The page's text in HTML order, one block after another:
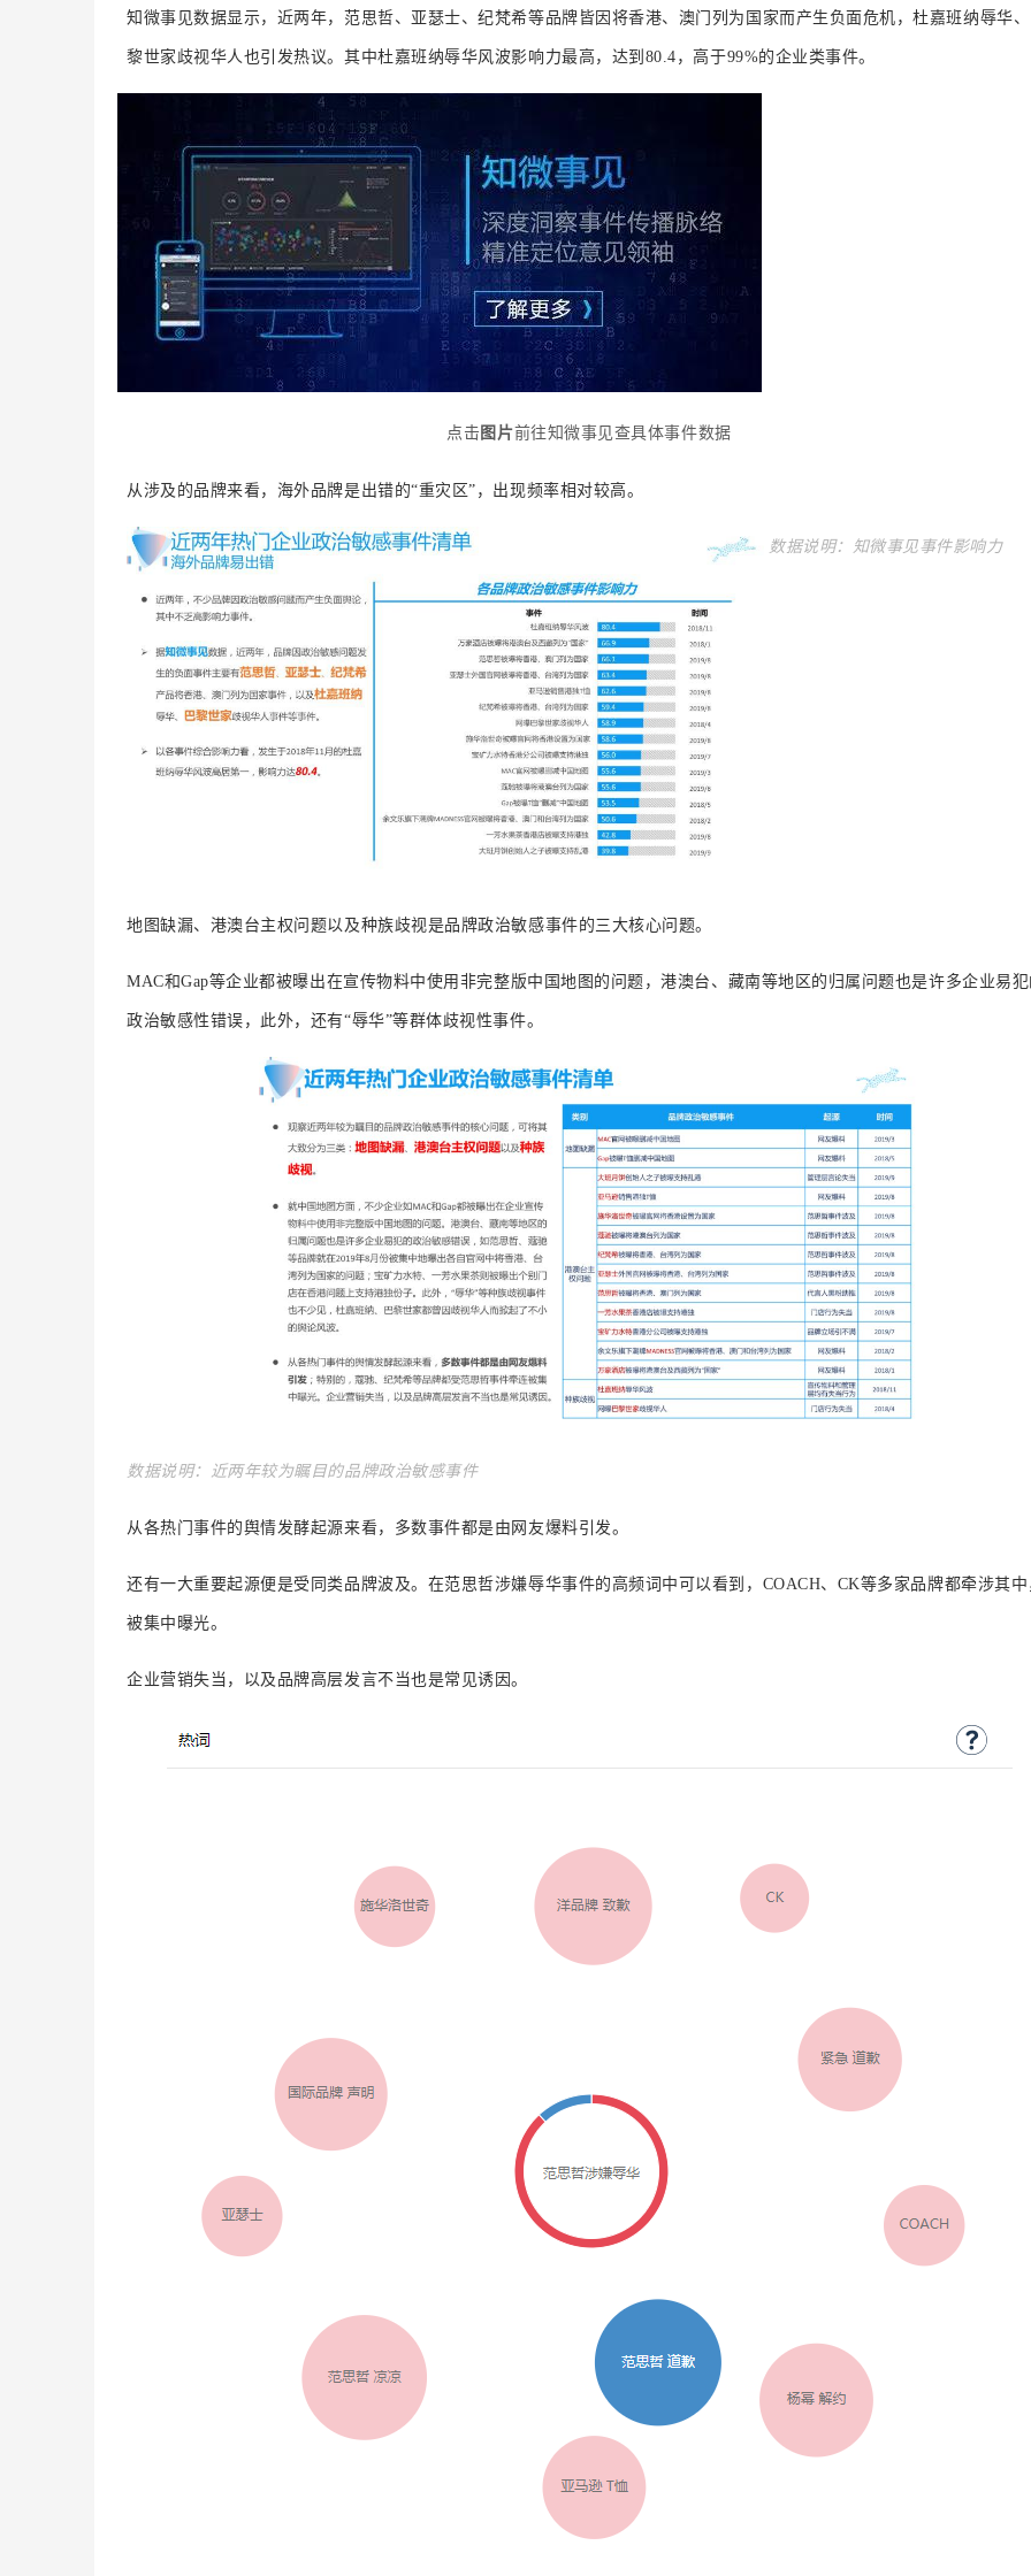
知微事见数据显示，近两年，范思哲、亚瑟士、纪梵希等品牌皆因将香港、澳门列为国家而产生负面危机，杜嘉班纳辱华
黎世家歧视华人也引发热议。其中杜嘉班纳辱华风波影响力最高，达到80.4，高于99%的企业类事件。
点击 图片前往知微事见查具体事件数据
从涉及的品牌来看，海外品牌是出错的“重灾区”，出现频率相对较高。
数据说明： 知微事见事件影响力
地图缺漏、港澳台主权问题以及种族歧视是品牌政治敏感事件的三大核心问题。
MAC和Gap等企业都被曝出在宣传物料中使用非完整版中国地图的问题，港澳台、藏南等地区的归属问题也是许多企业易
政治敏感性错误，此外，还有“辱华”等群体歧视性事件。
数据说明： 近两年较为瞩目的品牌政治敏感事件
从各热门事件的舆情发酵起源来看，多数事件都是由网友爆料引发。
还有一大重要起源便是受同类品牌波及。 在范思哲涉嫌辱华事件的高频词中可以看到，COACH、CK等多家品牌都牵涉其中
被集中曝光。
企业营销失当，以及品牌高层发言不当也是常见诱因。